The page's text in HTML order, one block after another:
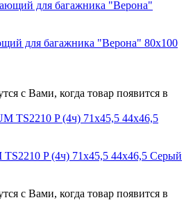
для багажника "Верона" 80х100
с Вами, когда товар появится в
P (4ч) 71х45,5 44х46,5 Серый
с Вами, когда товар появится в